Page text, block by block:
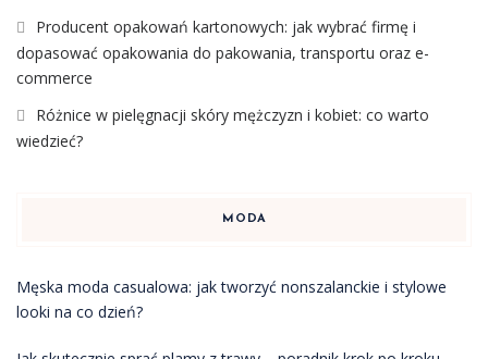
Producent opakowań kartonowych: jak wybrać firmę i
dopasować opakowania do pakowania, transportu oraz e-
commerce
Różnice w pielęgnacji skóry mężczyzn i kobiet: co warto
wiedzieć?
MODA
Męska moda casualowa: jak tworzyć nonszalanckie i stylowe
looki na co dzień?